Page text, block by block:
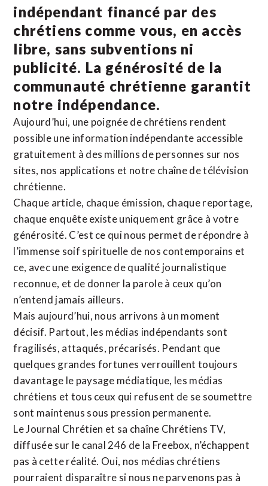
indépendant financé par des
chrétiens comme vous, en accès
libre, sans subventions ni
publicité. La générosité de la
communauté chrétienne garantit
notre indépendance.
Aujourd’hui, une poignée de chrétiens rendent
possible une information indépendante accessible
gratuitement à des millions de personnes sur nos
sites, nos applications et notre chaîne de télévision
chrétienne.
Chaque article, chaque émission, chaque reportage,
chaque enquête existe uniquement grâce à votre
générosité. C’est ce qui nous permet de répondre à
l’immense soif spirituelle de nos contemporains et
ce, avec une exigence de qualité journalistique
reconnue, et de donner la parole à ceux qu’on
n’entend jamais ailleurs.
Mais aujourd’hui, nous arrivons à un moment
décisif. Partout, les médias indépendants sont
fragilisés, attaqués, précarisés. Pendant que
quelques grandes fortunes verrouillent toujours
davantage le paysage médiatique, les médias
chrétiens et tous ceux qui refusent de se soumettre
sont maintenus sous pression permanente.
Le Journal Chrétien et sa chaîne Chrétiens TV,
diffusée sur le canal 246 de la Freebox, n’échappent
pas à cette réalité. Oui, nos médias chrétiens
pourraient disparaître si nous ne parvenons pas à